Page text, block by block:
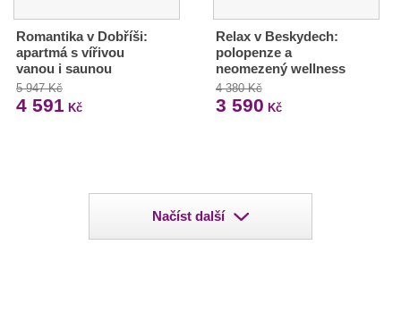
Romantika v Dobříši:
apartmá s vířivou
vanou i saunou
5 947 Kč
4 591 Kč
Relax v Beskydech:
polopenze a
neomezený wellness
4 380 Kč
3 590 Kč
Načíst další